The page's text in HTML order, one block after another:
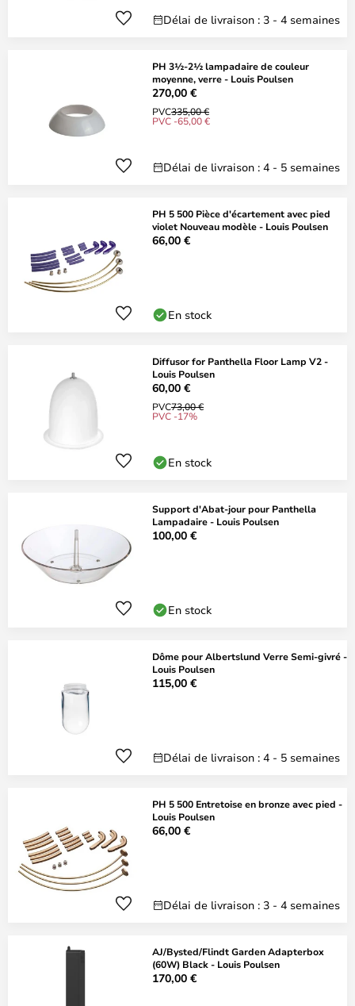
Délai de livraison : 3 - 4 semaines
PH 3½-2½ lampadaire de couleur
moyenne, verre - Louis Poulsen
270,00 €
PVC335,00 €
PVC -65,00 €
Délai de livraison : 4 - 5 semaines
PH 5 500 Pièce d'écartement avec pied
violet Nouveau modèle - Louis Poulsen
66,00 €
En stock
Diffusor for Panthella Floor Lamp V2 -
Louis Poulsen
60,00 €
PVC73,00 €
PVC -17%
En stock
Support d'Abat-jour pour Panthella
Lampadaire - Louis Poulsen
100,00 €
En stock
Dôme pour Albertslund Verre Semi-givré -
Louis Poulsen
115,00 €
Délai de livraison : 4 - 5 semaines
PH 5 500 Entretoise en bronze avec pied -
Louis Poulsen
66,00 €
Délai de livraison : 3 - 4 semaines
AJ/Bysted/Flindt Garden Adapterbox
(60W) Black - Louis Poulsen
170,00 €